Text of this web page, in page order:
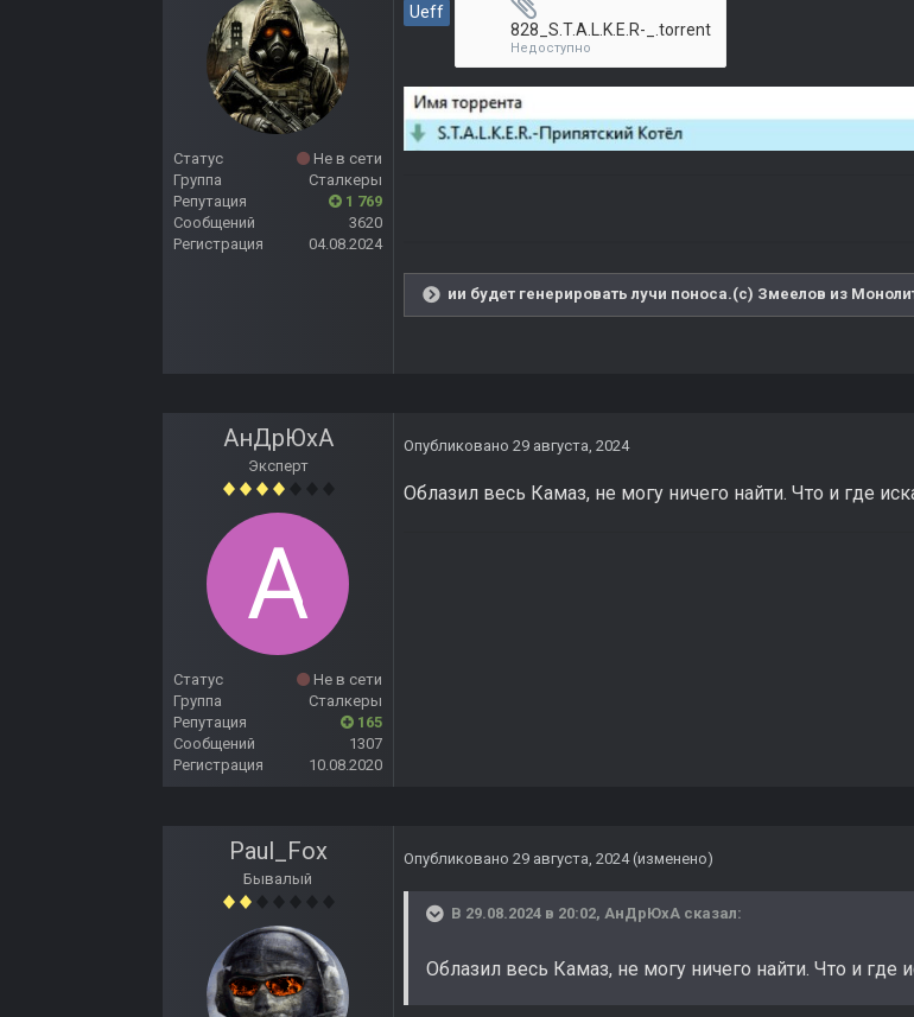
Статус
Не в сети
Группа
Сталкеры
Репутация
1 769
Сообщений
3620
Регистрация
04.08.2024
Ueff
828_S.T.A.L.K.E.R-_.torrent
Недоступно
ии будет генерировать лучи поноса.(с) Змеелов из
АнДрЮхА
Эксперт
Статус
Не в сети
Группа
Сталкеры
Репутация
165
Сообщений
1307
Регистрация
10.08.2020
Опубликовано 29 августа, 2024
Облазил весь Камаз, не могу ничего найти. Что и где
Paul_Fox
Бывалый
Опубликовано 29 августа, 2024 (изменено)
В 29.08.2024 в 20:02, АнДрЮхА сказал:
Облазил весь Камаз, не могу ничего найти. Что и где